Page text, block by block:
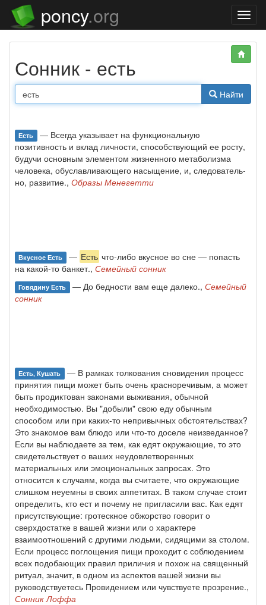
poncy.org
Сонник - есть
Найти
Есть — Всегда указывает на функциональную
позитивность и вклад личности, способствующий ее росту,
будучи основным элементом жизненного метаболизма
человека, обуславливающего насыщение, и, следователь­
но, развитие., Образы Менегетти
Вкусное Есть — Есть что-либо вкусное во сне — попасть
на какой-то банкет., Семейный сонник
Говядину Есть — До бедности вам еще далеко., Семейный
сонник
Есть, Кушать — В рамках толкования сновидения процесс
принятия пищи может быть очень красноречивым, а может
быть продиктован законами выживания, обычной
необходимостью. Вы "добыли" свою еду обычным
способом или при каких-то непривычных обстоятельствах?
Это знакомое вам блюдо или что-то доселе неизведанное?
Если вы наблюдаете за тем, как едят окружающие, то это
свидетельствует о ваших неудовлетворенных
материальных или эмоциональных запросах. Это
относится к случаям, когда вы считаете, что окружающие
слишком неуемны в своих аппетитах. В таком случае стоит
определить, кто ест и почему не пригласили вас. Как едят
присутствующие: гротескное обжорство говорит о
сверхдостатке в вашей жизни или о характере
взаимоотношений с другими людьми, сидящими за столом.
Если процесс поглощения пищи проходит с соблюдением
всех подобающих правил приличия и похож на священный
ритуал, значит, в одном из аспектов вашей жизни вы
руководствуетесь Провидением или чувствуете прозрение.,
Сонник Лоффа